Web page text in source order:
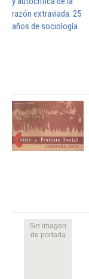
Sin imagen
de portada